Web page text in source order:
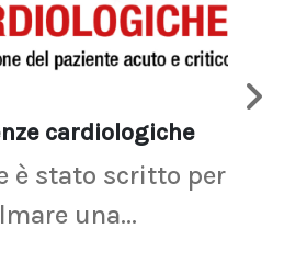
cardiologiche
è stato scritto per
una...